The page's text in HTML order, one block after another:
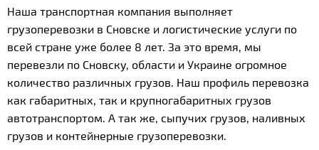
Наша транспортная компания выполняет
грузоперевозки в Сновске и логистические услуги по
всей стране уже более 8 лет. За это время, мы
перевезли по Сновску, области и Украине огромное
количество различных грузов. Наш профиль перевозка
как габаритных, так и крупногабаритных грузов
автотранспортом. А так же, сыпучих грузов, наливных
грузов и контейнерные грузоперевозки.